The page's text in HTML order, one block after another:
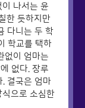
나서는 윤
한 듯하지만
다니는 두 학
학교를 택하
없이 엄마는
없다. 장루
. 결국은 엄마
으로 소심한